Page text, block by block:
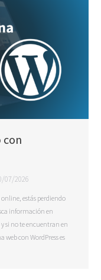
con
07/2026
estás perdiendo
información en
si no te encuentran en
con WordPress es